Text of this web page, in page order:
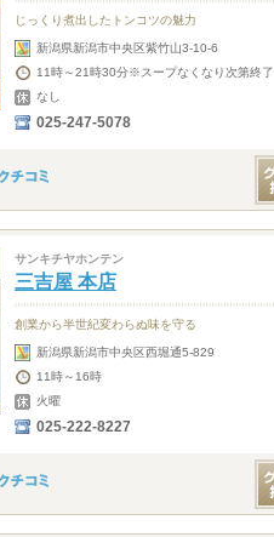
じっくり煮出したトンコツの魅力
新潟県新潟市中央区紫竹山3-10-6
11時～21時30分※スープなくなり次第終了
なし
025-247-5078
サンキチヤホンテン
三吉屋 本店
創業から半世紀変わらぬ味を守る
新潟県新潟市中央区西堀通5-829
11時～16時
火曜
025-222-8227